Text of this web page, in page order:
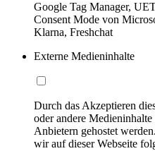
Google Tag Manager,
Consent Mode von
Klarna, Freshchat
Externe Medieninhalte
Durch das Akzeptieren
oder andere
Anbietern gehostet
wir auf dieser Webseite